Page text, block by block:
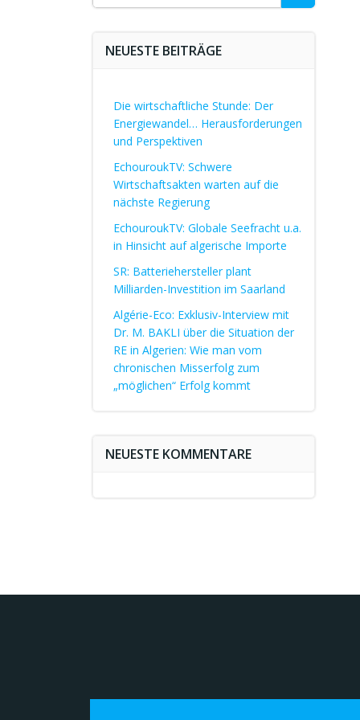
for:
NEUESTE BEITRÄGE
Die wirtschaftliche Stunde: Der
Energiewandel… Herausforderungen
und Perspektiven
EchouroukTV: Schwere
Wirtschaftsakten warten auf die
nächste Regierung
EchouroukTV: Globale Seefracht u.a.
in Hinsicht auf algerische Importe
SR: Batteriehersteller plant
Milliarden-Investition im Saarland
Algérie-Eco: Exklusiv-Interview mit
Dr. M. BAKLI über die Situation der
RE in Algerien: Wie man vom
chronischen Misserfolg zum
„möglichen“ Erfolg kommt
NEUESTE KOMMENTARE